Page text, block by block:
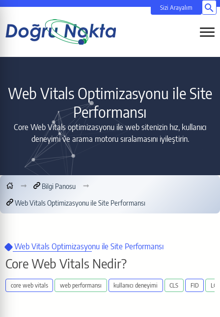
Web Vitals Optimizasyonu ile Site
Performansı
Core Web Vitals optimizasyonu ile web sitenizin hız, kullanıcı
deneyimi ve arama motoru sıralamasını iyileştirin.
Bilgi Panosu
Web Vitals Optimizasyonu ile Site Performansı
Web Vitals Optimizasyonu ile Site Performansı
Core Web Vitals Nedir?